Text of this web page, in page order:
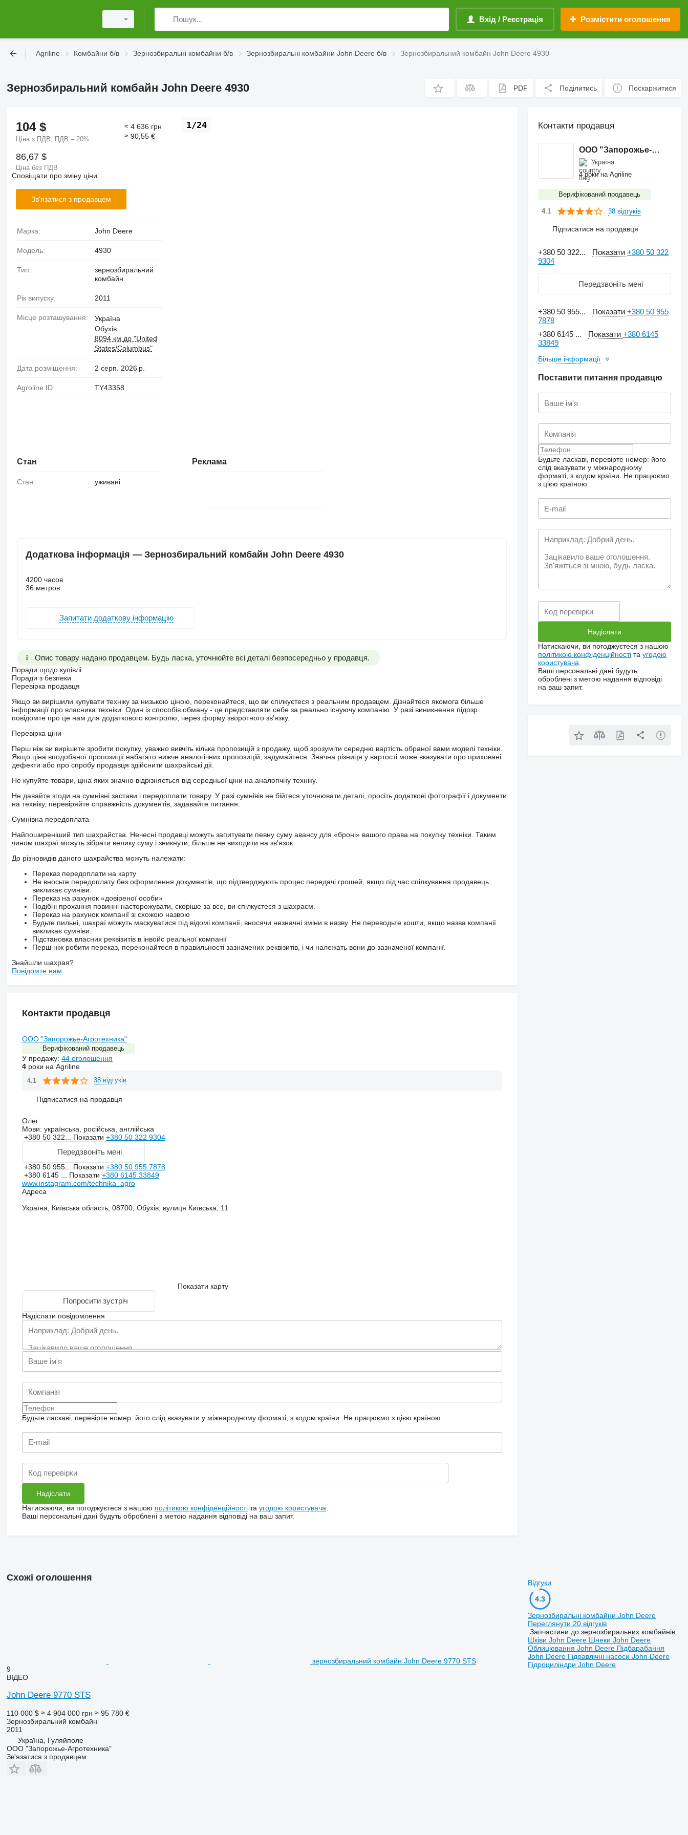
Вхід / Реєстрація Розмістити оголошення
Agriline Комбайни б/в Зернозбиральні комбайни б/в Зернозбиральні комбайни John Deere б/в Зернозбиральний комбайн John Deere 4930
Зернозбиральний комбайн John Deere 4930 PDF Поділитись Поскаржитися
1/24
104 $
Ціна з ПДВ, ПДВ – 20%
≈ 4 636 грн
≈ 90,55 €
86,67 $
Ціна без ПДВ
Сповіщати про зміну ціни
Зв'язатися з продавцем
Марка: John Deere
Модель: 4930
Тип:
зернозбиральний
комбайн
Рік випуску: 2011
Місце розташування:
Україна
Обухів
8094 км до "United
States/Columbus"
Дата розміщення: 2 серп. 2026 р.
Agroline ID: TY43358
Стан
Стан: уживані
Реклама
Додаткова інформація — Зернозбиральний комбайн John Deere 4930
4200 часов
36 метров
Запитати додаткову інформацію
Опис товару надано продавцем. Будь ласка, уточнюйте всі деталі безпосередньо у продавця.
Поради щодо купівлі
Поради з безпеки
Перевірка продавця
Якщо ви вирішили купувати техніку за низькою ціною, переконайтеся, що ви спілкуєтеся з реальним продавцем. Дізнайтеся якомога більше
інформації про власника техніки. Один із способів обману - це представляти себе за реально існуючу компанію. У разі виникнення підозр
повідомте про це нам для додаткового контролю, через форму зворотного зв'язку.
Перевірка ціни
Перш ніж ви вирішите зробити покупку, уважно вивчіть кілька пропозицій з продажу, щоб зрозуміти середню вартість обраної вами моделі техніки.
Якщо ціна вподобаної пропозиції набагато нижче аналогічних пропозицій, задумайтеся. Значна різниця у вартості може вказувати про приховані
дефекти або про спробу продавця здійснити шахрайські дії.
Не купуйте товари, ціна яких значно відрізняється від середньої ціни на аналогічну техніку.
Не давайте згоди на сумнівні застави і передоплати товару. У разі сумнівів не бійтеся уточнювати деталі, просіть додаткові фотографії і документи
на техніку, перевіряйте справжність документів, задавайте питання.
Сумнівна передоплата
Найпоширеніший тип шахрайства. Нечесні продавці можуть запитувати певну суму авансу для «броні» вашого права на покупку техніки. Таким
чином шахраї можуть зібрати велику суму і зникнути, більше не виходити на зв'язок.
До різновидів даного шахрайства можуть належати:
Переказ передоплати на карту
Не вносьте передоплату без оформлення документів, що підтверджують процес передачі грошей, якщо під час спілкування продавець
викликає сумніви.
Переказ на рахунок «довіреної особи»
Подібні прохання повинні насторожувати, скоріше за все, ви спілкуєтеся з шахраєм.
Переказ на рахунок компанії зі схожою назвою
Будьте пильні, шахраї можуть маскуватися під відомі компанії, вносячи незначні зміни в назву. Не переводьте кошти, якщо назва компанії
викликає сумніви.
Підстановка власних реквізитів в інвойс реальної компанії
Перш ніж робити переказ, переконайтеся в правильності зазначених реквізитів, і чи належать вони до зазначеної компанії.
Знайшли шахрая?
Повідомте нам
Контакти продавця
ООО "Запорожье-Агротехника"
Верифікований продавець
У продажу: 44 оголошення
4роки на Agriline
4.1 38 відгуків
Підписатися на продавця
Олег
Мови: українська, російська, англійська
+380 50 322... Показати +380 50 322 9304
Передзвоніть мені
+380 50 955... Показати +380 50 955 7878
+380 6145 ... Показати +380 6145 33849
www.instagram.com/technika_agro
Адреса
Україна, Київська область, 08700, Обухів, вулиця Київська, 11
Показати карту
Попросити зустріч
Надіслати повідомлення
Будьте ласкаві, перевірте номер: його слід вказувати у міжнародному форматі, з кодом країни. Не працюємо з цією країною
Натискаючи, ви погоджуєтеся з нашою політикою конфіденційностіта угодою користувача
Ваші персональні дані будуть оброблені з метою надання відповіді на ваш запит.
Контакти продавця
ООО "Запорожье-Агротехника"
Україна
4 роки на Agriline
Верифікований продавець
4.1 38 відгуків
Підписатися на продавця
+380 50 322... Показати+380 50 322
9304
Передзвоніть мені
+380 50 955... Показати+380 50 955
7878
+380 6145 ...
Показати+380 6145
33849
Більше інформації
Поставити питання продавцю
Будьте ласкаві, перевірте номер: його
слід вказувати у міжнародному
форматі, з кодом країни.
Не працюємо
з цією країною
Натискаючи, ви погоджуєтеся з нашою
політикою конфіденційності таугодою
користувача
Ваші персональні дані будуть
оброблені з метою надання відповіді
на ваш запит.
Схожі оголошення
зернозбиральний комбайн John Deere 9770 STS
9
ВІДЕО
John Deere 9770 STS
110 000 $ ≈ 4 904 000 грн ≈ 95 780 €
Зернозбиральний комбайн
2011
Україна, Гуляйполе
ООО "Запорожье-Агротехника"
Зв'язатися з продавцем
Відгуки
4.3
Зернозбиральні комбайни John Deere
Переглянути 20 відгуків
Запчастини до зернозбиральних комбайнів
Шківи John Deere Шнеки John Deere
Облицювання John Deere Підбарабання
John Deere Гідравлічні насоси John Deere
Гідроциліндри John Deere